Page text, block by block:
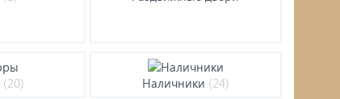
(20) Наличники (24)